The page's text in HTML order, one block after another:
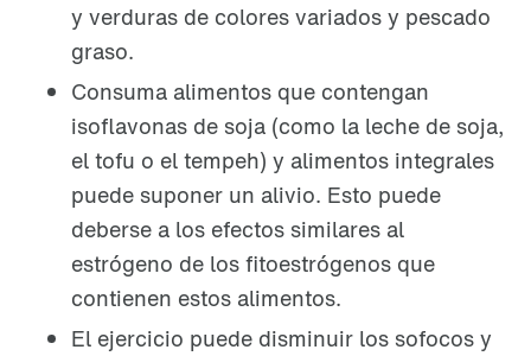
y verduras de colores variados y pescado
graso.
Consuma alimentos que contengan
isoflavonas de soja (como la leche de soja,
el tofu o el tempeh) y alimentos integrales
puede suponer un alivio. Esto puede
deberse a los efectos similares al
estrógeno de los fitoestrógenos que
contienen estos alimentos.
El ejercicio puede disminuir los sofocos y